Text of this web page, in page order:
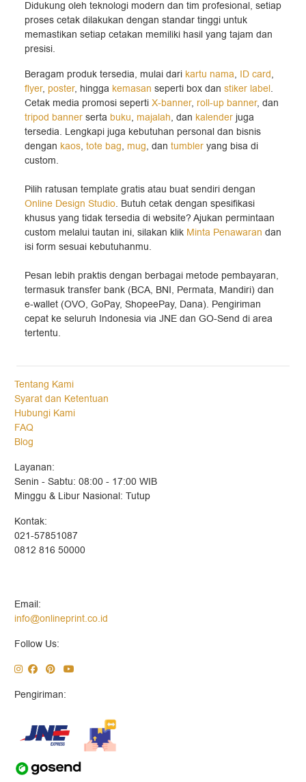
Didukung oleh teknologi modern dan tim profesional, setiap
proses cetak dilakukan dengan standar tinggi untuk
memastikan setiap cetakan memiliki hasil yang tajam dan
presisi.
Beragam produk tersedia, mulai dari kartu nama, ID card,
flyer, poster, hingga kemasan seperti box dan stiker label.
Cetak media promosi seperti X-banner, roll-up banner, dan
tripod banner serta buku, majalah, dan kalender juga
tersedia. Lengkapi juga kebutuhan personal dan bisnis
dengan kaos, tote bag, mug, dan tumbler yang bisa di
custom.
Pilih ratusan template gratis atau buat sendiri dengan
Online Design Studio. Butuh cetak dengan spesifikasi
khusus yang tidak tersedia di website? Ajukan permintaan
custom melalui tautan ini, silakan klik Minta Penawaran dan
isi form sesuai kebutuhanmu.
Pesan lebih praktis dengan berbagai metode pembayaran,
termasuk transfer bank (BCA, BNI, Permata, Mandiri) dan
e-wallet (OVO, GoPay, ShopeePay, Dana). Pengiriman
cepat ke seluruh Indonesia via JNE dan GO-Send di area
tertentu.
Tentang Kami
Syarat dan Ketentuan
Hubungi Kami
FAQ
Blog
Layanan:
Senin - Sabtu: 08:00 - 17:00 WIB
Minggu & Libur Nasional: Tutup
Kontak:
021-57851087
0812 816 50000
Email:
info@onlineprint.co.id
Follow Us:
Pengiriman: